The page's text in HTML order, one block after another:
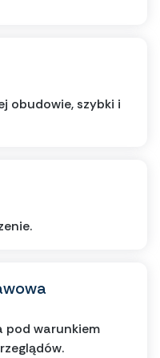
obudowie, szybki i
pod warunkiem